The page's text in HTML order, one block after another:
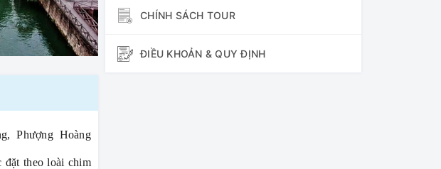
Phượng Hoàng
đặt theo loài chim
CHÍNH SÁCH TOUR
ĐIỀU KHOẢN & QUY ĐỊNH